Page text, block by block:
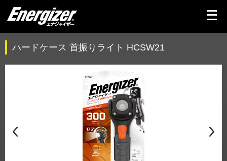
メ
ニ
ー
ハードケース 首振りライト HCSW21